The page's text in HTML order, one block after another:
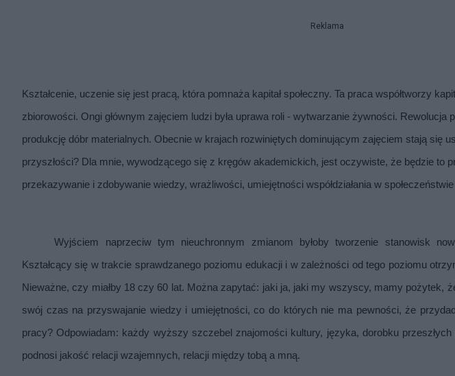
Reklama
Kształcenie, uczenie się jest pracą, która pomnaża kapitał społeczny. Ta praca współtworzy
zbiorowości. Ongi głównym zajęciem ludzi była uprawa roli - wytwarzanie żywności. Rewolucja
produkcję dóbr materialnych. Obecnie w krajach rozwiniętych dominującym zajęciem stają się
przyszłości? Dla mnie, wywodzącego się z kręgów akademickich, jest oczywiste, że będzie to
przekazywanie i zdobywanie wiedzy, wrażliwości, umiejętności współdziałania w
Wyjściem naprzeciw tym nieuchronnym zmianom byłoby tworzenie stanowisk
Kształcący się w trakcie sprawdzanego poziomu edukacji i w zależności od tego poziomu
Nieważne, czy miałby 18 czy 60 lat. Można zapytać: jaki ja, jaki my wszyscy, mamy pożytek,
swój czas na przyswajanie wiedzy i umiejętności, co do których nie ma pewności, że
pracy? Odpowiadam: każdy wyższy szczebel znajomości kultury, języka, dorobku
podnosi jakość relacji wzajemnych, relacji między tobą a mną.